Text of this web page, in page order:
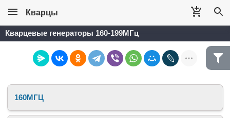
Кварцы
Кварцевые генераторы 160-199МГц
160МГЦ